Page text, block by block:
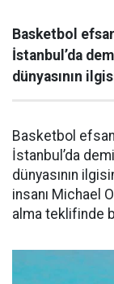
Basketbol
İstanbul’da
dünyasının
Basketbol
İstanbul’da
dünyasının
insanı Michael
alma teklifinde